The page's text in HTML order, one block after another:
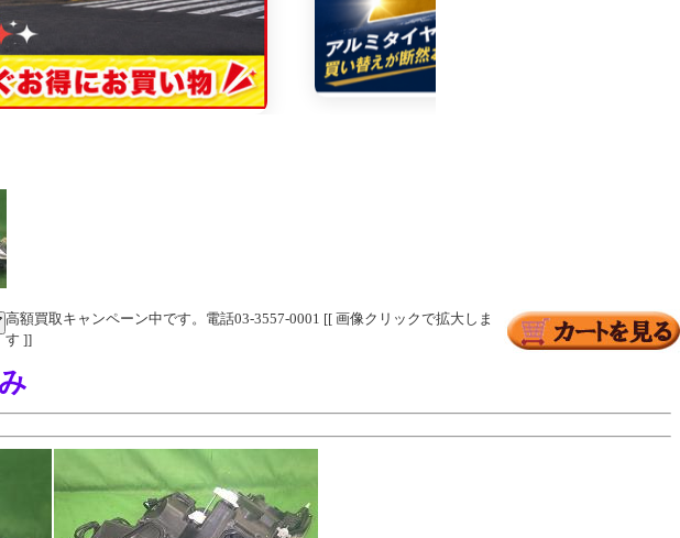
高額買取キャンペーン中です。電話03-3557-0001 [[ 画像クリックで拡大しま
す ]]